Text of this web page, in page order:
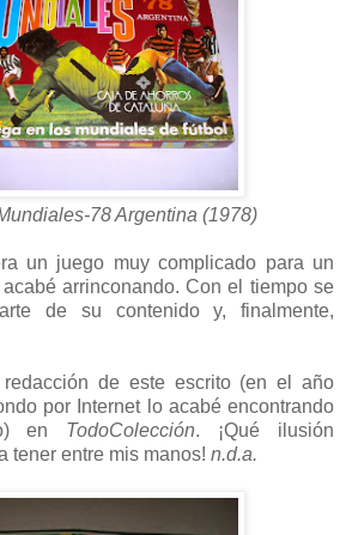
78 Argentina (1978)
un juego muy complicado para un
arrinconando. Con el tiempo se
de su contenido y, finalmente,
redacción de este escrito (en el año
por Internet lo acabé encontrando
en TodoColección. ¡Qué ilusión
tener entre mis manos! n.d.a.